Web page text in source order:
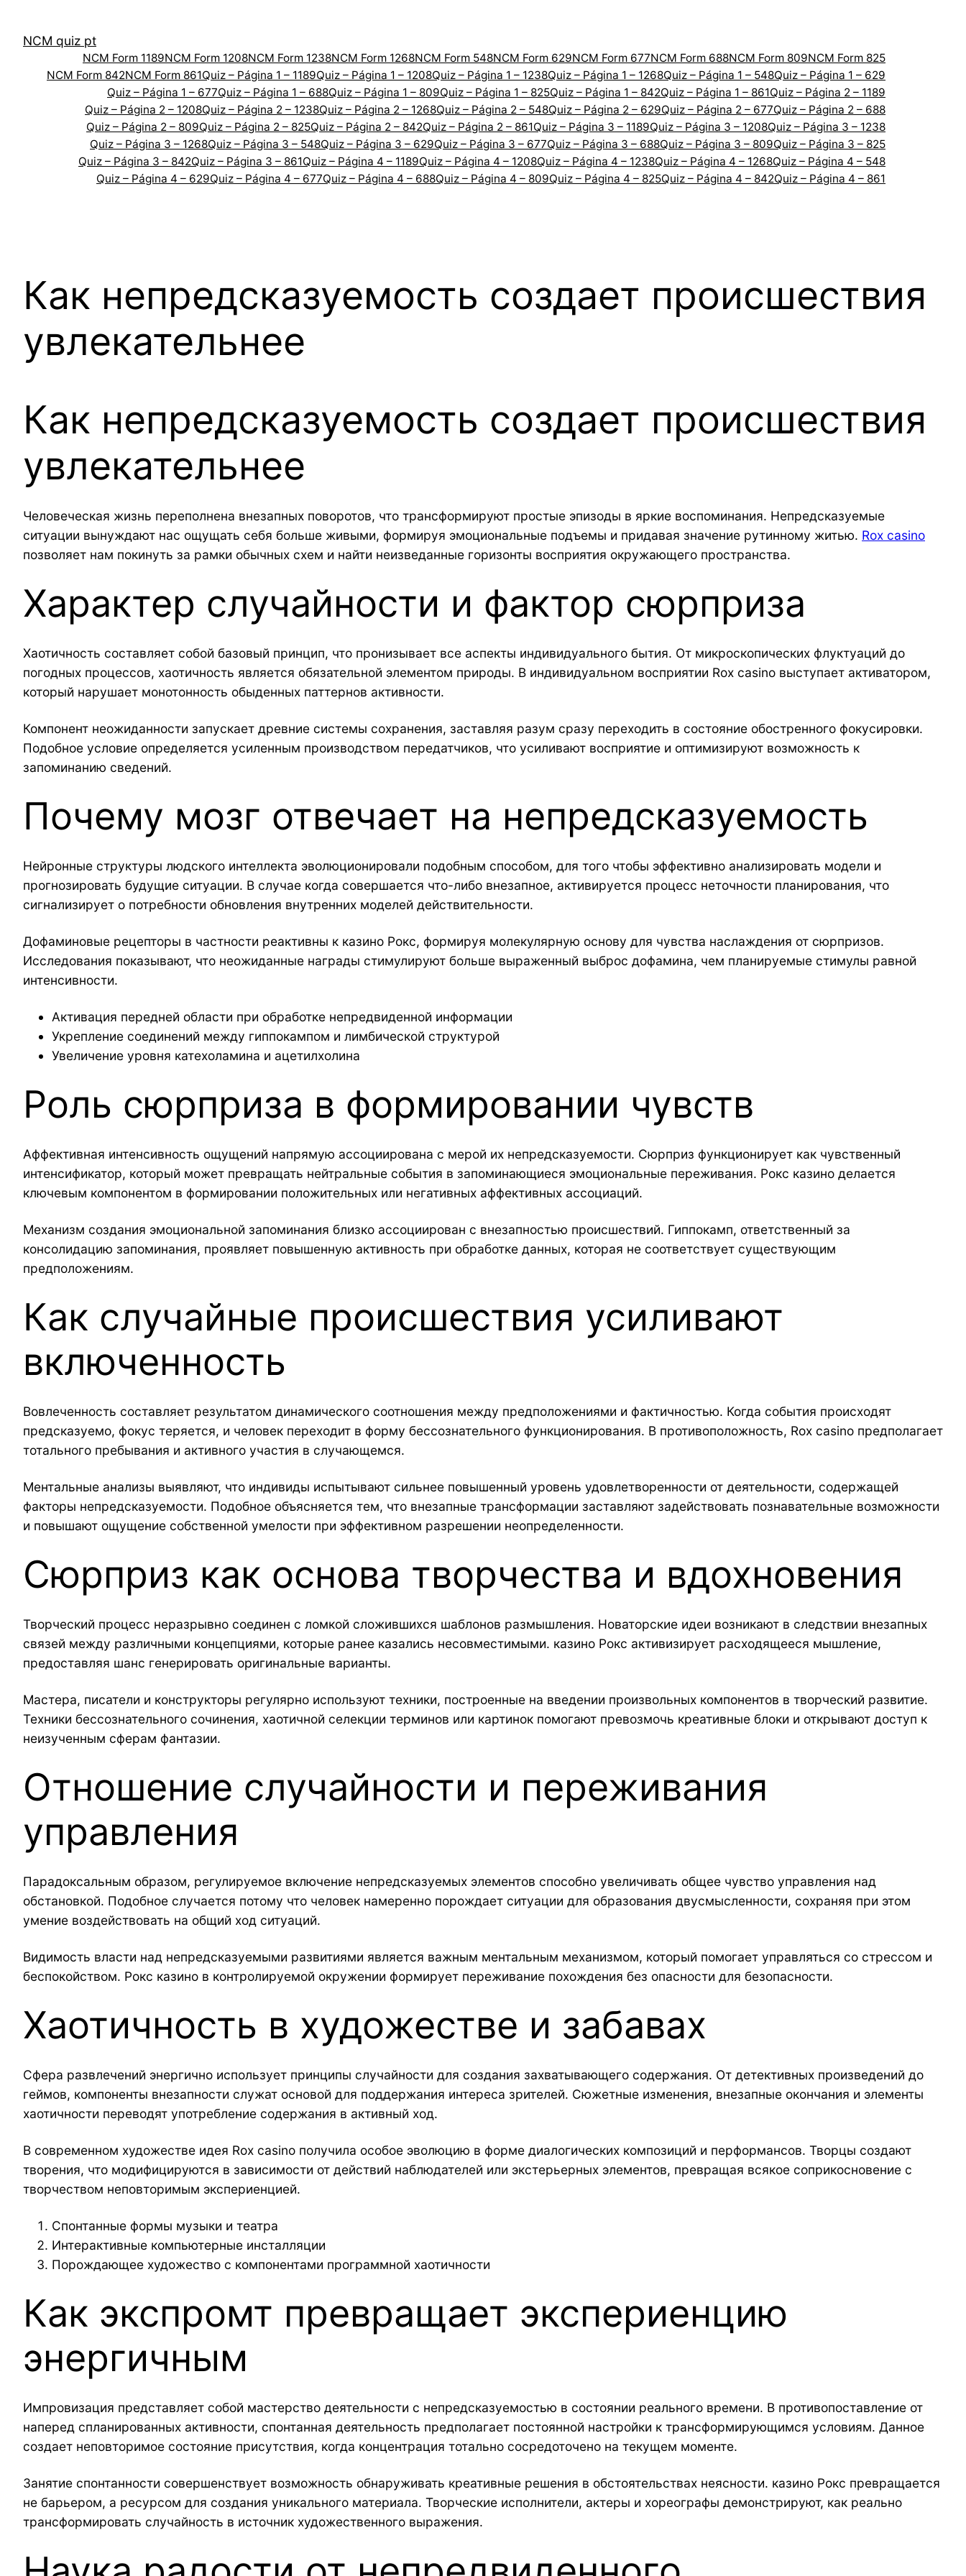
contentNCM quiz pt
NCM Form 1189NCM Form 1208NCM Form 1238NCM Form 1268NCM Form 548NCM Form 629NCM Form 677NCM Form 688NCM Form 809NCM Form 825
NCM Form 842NCM Form 861Quiz – Página 1 – 1189Quiz – Página 1 – 1208Quiz – Página 1 – 1238Quiz – Página 1 – 1268Quiz – Página 1 – 548Quiz – Página 1 – 629
Quiz – Página 1 – 677Quiz – Página 1 – 688Quiz – Página 1 – 809Quiz – Página 1 – 825Quiz – Página 1 – 842Quiz – Página 1 – 861Quiz – Página 2 – 1189
Quiz – Página 2 – 1208Quiz – Página 2 – 1238Quiz – Página 2 – 1268Quiz – Página 2 – 548Quiz – Página 2 – 629Quiz – Página 2 – 677Quiz – Página 2 – 688
Quiz – Página 2 – 809Quiz – Página 2 – 825Quiz – Página 2 – 842Quiz – Página 2 – 861Quiz – Página 3 – 1189Quiz – Página 3 – 1208Quiz – Página 3 – 1238
Quiz – Página 3 – 1268Quiz – Página 3 – 548Quiz – Página 3 – 629Quiz – Página 3 – 677Quiz – Página 3 – 688Quiz – Página 3 – 809Quiz – Página 3 – 825
Quiz – Página 3 – 842Quiz – Página 3 – 861Quiz – Página 4 – 1189Quiz – Página 4 – 1208Quiz – Página 4 – 1238Quiz – Página 4 – 1268Quiz – Página 4 – 548
Quiz – Página 4 – 629Quiz – Página 4 – 677Quiz – Página 4 – 688Quiz – Página 4 – 809Quiz – Página 4 – 825Quiz – Página 4 – 842Quiz – Página 4 – 861
Как непредсказуемость создает происшествия
увлекательнее
Как непредсказуемость создает происшествия
увлекательнее
Человеческая жизнь переполнена внезапных поворотов, что трансформируют простые эпизоды в яркие воспоминания. Непредсказуемые
ситуации вынуждают нас ощущать себя больше живыми, формируя эмоциональные подъемы и придавая значение рутинному житью. Rox casino
позволяет нам покинуть за рамки обычных схем и найти неизведанные горизонты восприятия окружающего пространства.
Характер случайности и фактор сюрприза
Хаотичность составляет собой базовый принцип, что пронизывает все аспекты индивидуального бытия. От микроскопических флуктуаций до
погодных процессов, хаотичность является обязательной элементом природы. В индивидуальном восприятии Rox casino выступает активатором,
который нарушает монотонность обыденных паттернов активности.
Компонент неожиданности запускает древние системы сохранения, заставляя разум сразу переходить в состояние обостренного фокусировки.
Подобное условие определяется усиленным производством передатчиков, что усиливают восприятие и оптимизируют возможность к
запоминанию сведений.
Почему мозг отвечает на непредсказуемость
Нейронные структуры людского интеллекта эволюционировали подобным способом, для того чтобы эффективно анализировать модели и
прогнозировать будущие ситуации. В случае когда совершается что-либо внезапное, активируется процесс неточности планирования, что
сигнализирует о потребности обновления внутренних моделей действительности.
Дофаминовые рецепторы в частности реактивны к казино Рокс, формируя молекулярную основу для чувства наслаждения от сюрпризов.
Исследования показывают, что неожиданные награды стимулируют больше выраженный выброс дофамина, чем планируемые стимулы равной
интенсивности.
Активация передней области при обработке непредвиденной информации
Укрепление соединений между гиппокампом и лимбической структурой
Увеличение уровня катехоламина и ацетилхолина
Роль сюрприза в формировании чувств
Аффективная интенсивность ощущений напрямую ассоциирована с мерой их непредсказуемости. Сюрприз функционирует как чувственный
интенсификатор, который может превращать нейтральные события в запоминающиеся эмоциональные переживания. Рокс казино делается
ключевым компонентом в формировании положительных или негативных аффективных ассоциаций.
Механизм создания эмоциональной запоминания близко ассоциирован с внезапностью происшествий. Гиппокамп, ответственный за
консолидацию запоминания, проявляет повышенную активность при обработке данных, которая не соответствует существующим
предположениям.
Как случайные происшествия усиливают
включенность
Вовлеченность составляет результатом динамического соотношения между предположениями и фактичностью. Когда события происходят
предсказуемо, фокус теряется, и человек переходит в форму бессознательного функционирования. В противоположность, Rox casino предполагает
тотального пребывания и активного участия в случающемся.
Ментальные анализы выявляют, что индивиды испытывают сильнее повышенный уровень удовлетворенности от деятельности, содержащей
факторы непредсказуемости. Подобное объясняется тем, что внезапные трансформации заставляют задействовать познавательные возможности
и повышают ощущение собственной умелости при эффективном разрешении неопределенности.
Сюрприз как основа творчества и вдохновения
Творческий процесс неразрывно соединен с ломкой сложившихся шаблонов размышления. Новаторские идеи возникают в следствии внезапных
связей между различными концепциями, которые ранее казались несовместимыми. казино Рокс активизирует расходящееся мышление,
предоставляя шанс генерировать оригинальные варианты.
Мастера, писатели и конструкторы регулярно используют техники, построенные на введении произвольных компонентов в творческий развитие.
Техники бессознательного сочинения, хаотичной селекции терминов или картинок помогают превозмочь креативные блоки и открывают доступ к
неизученным сферам фантазии.
Отношение случайности и переживания
управления
Парадоксальным образом, регулируемое включение непредсказуемых элементов способно увеличивать общее чувство управления над
обстановкой. Подобное случается потому что человек намеренно порождает ситуации для образования двусмысленности, сохраняя при этом
умение воздействовать на общий ход ситуаций.
Видимость власти над непредсказуемыми развитиями является важным ментальным механизмом, который помогает управляться со стрессом и
беспокойством. Рокс казино в контролируемой окружении формирует переживание похождения без опасности для безопасности.
Хаотичность в художестве и забавах
Сфера развлечений энергично использует принципы случайности для создания захватывающего содержания. От детективных произведений до
геймов, компоненты внезапности служат основой для поддержания интереса зрителей. Сюжетные изменения, внезапные окончания и элементы
хаотичности переводят употребление содержания в активный ход.
В современном художестве идея Rox casino получила особое эволюцию в форме диалогических композиций и перформансов. Творцы создают
творения, что модифицируются в зависимости от действий наблюдателей или экстерьерных элементов, превращая всякое соприкосновение с
творчеством неповторимым экспериенцией.
Спонтанные формы музыки и театра
Интерактивные компьютерные инсталляции
Порождающее художество с компонентами программной хаотичности
Как экспромт превращает экспериенцию
энергичным
Импровизация представляет собой мастерство деятельности с непредсказуемостью в состоянии реального времени. В противопоставление от
наперед спланированных активности, спонтанная деятельность предполагает постоянной настройки к трансформирующимся условиям. Данное
создает неповторимое состояние присутствия, когда концентрация тотально сосредоточено на текущем моменте.
Занятие спонтанности совершенствует возможность обнаруживать креативные решения в обстоятельствах неясности. казино Рокс превращается
не барьером, а ресурсом для создания уникального материала. Творческие исполнители, актеры и хореографы демонстрируют, как реально
трансформировать случайность в источник художественного выражения.